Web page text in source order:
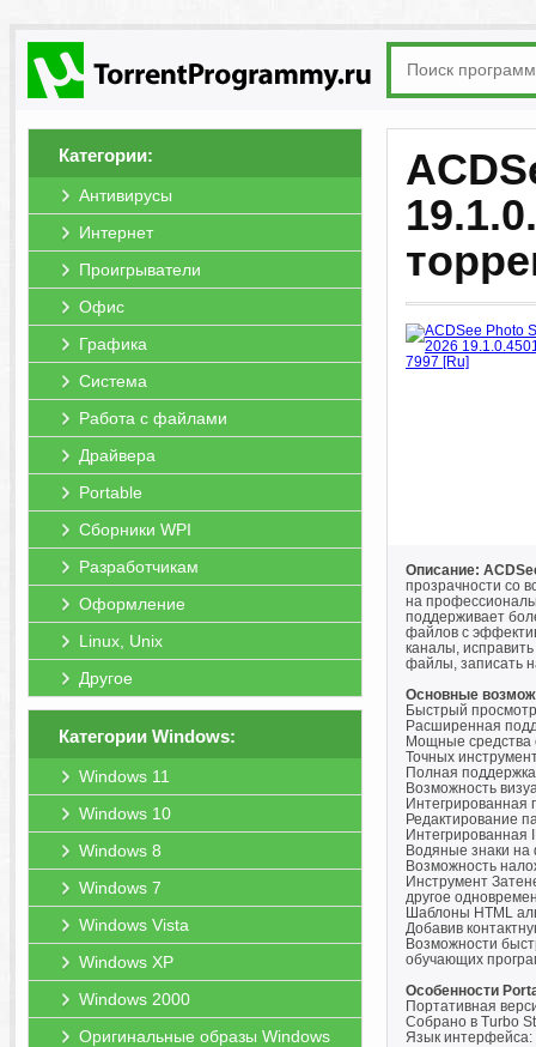
Категории:
Антивирусы
Интернет
Проигрыватели
Офис
Графика
Система
Работа с файлами
Драйвера
Portable
Сборники WPI
Разработчикам
Оформление
Linux, Unix
Другое
Категории Windows:
Windows 11
Windows 10
Windows 8
Windows 7
Windows Vista
Windows XP
Windows 2000
Оригинальные образы Windows
Описание:
прозрачности со
на
поддерживает
файлов с
каналы,
файлы, записать
Основные
Быстрый
Расширенная
Мощные средства
Точных
Полная
Возможность
Интегрированная
Редактирование
Интегрированная
Водяные знаки на
Возможность
Инструмент
другое
Шаблоны HTML
Добавив
Возможности
обучающих
Особенности
Портативная
Собрано в Turbo
Язык интерфейса: